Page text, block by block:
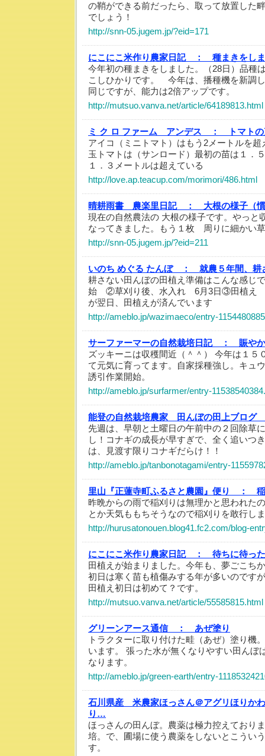
の鞘ができる前だったら、取って放置した
でしょう！
http://snn-05.jugem.jp/?eid=171
にこにこ米作り農家日記 ：
種まきをし
今年初の種まきをしました。（28日）品種
こしひかりです。 今年は、播種機を新調
同じですが、能力は2倍アップです。
http://mutsuo.vanva.net/article/64189813.html
ミ ク ロ ファーム アンデス ：
トマト
アイコ（ミニトマト）はもう2メートルを
玉トマトは（サンロード）最初の苗は１．
１．３メートルは超えている
http://love.ap.teacup.com/morimori/486.html
晴耕雨書 農楽里日記 ：
大根の様子（
現在の自然農法の 大根の様子です。やっと
なってきました。もう１枚 周りに細かい
http://snn-05.jugem.jp/?eid=211
いのち めぐる たんぼ ：
就農５年間、耕
耕さない田んぼの田植え準備はこんな感じ
始 ②草刈り後、水入れ 6月3日③田植え
が翌日、田植えが済んでいます
http://ameblo.jp/wazimaeco/entry-
サーファーマーの自然栽培日記 ：
賑やか
ズッキーニは収穫間近（＾＾） 今年は１５
て元気に育ってます。自家採種強し。キュ
誘引作業開始。
http://ameblo.jp/surfarmer/entry-
能登の自然栽培農家 田んぼの田上ブログ
先週は、早朝と土曜日の午前中の２回除草
し！コナギの成長が早すぎで、全く追いつ
は、見渡す限りコナギだらけ！！
http://ameblo.jp/tanbonotagami/entry-
里山『正蓮寺町ふるさと農園』便り ：
昨晩からの雨で稲刈りは無理かと思われた
とか天気ももちそうなので稲刈りを敢行し
http://hurusatonouen.blog41.fc2.com/blog-
にこにこ米作り農家日記 ：
待ちに待っ
田植えが始まりました。今年も、夢ごこち
初日は寒く苗も植傷みする年が多いのです
田植え初日は初めて？です。
http://mutsuo.vanva.net/article/55585815.html
グリーンアース通信 ：
あぜ塗り
トラクターに取り付けた畦（あぜ）塗り機
います。 張った水が無くなりやすい田んぼ
なります。
http://ameblo.jp/green-earth/entry-
石川県産 米農家ほっさん＠アグリほりか
り…
ほっさんの田んぼ。農薬は極力控えており
培。で、圃場に使う農薬をしないとこうい
す。